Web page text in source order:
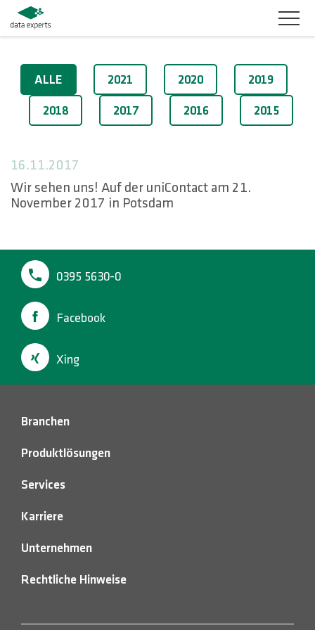
BRANCHEN
PRODUKTLÖSUNGEN
KARRIERE
UNTERNEHMEN
KONTAKT
HOTLINES
Suche
2017
ALLE 2021 2020 2019
2018 2017 2016 2015
16.11.2017
Wir sehen uns! Auf der uniContact am 21.
November 2017 in Potsdam
0395 5630-0
Facebook
Xing
Branchen
Produktlösungen
Services
Karriere
Unternehmen
Rechtliche Hinweise